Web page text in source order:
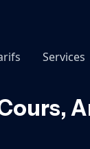
Services